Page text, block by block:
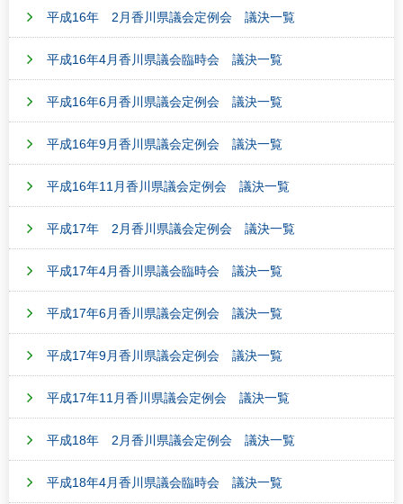
平成16年 2月香川県議会定例会 議決一覧
平成16年4月香川県議会臨時会 議決一覧
平成16年6月香川県議会定例会 議決一覧
平成16年9月香川県議会定例会 議決一覧
平成16年11月香川県議会定例会 議決一覧
平成17年 2月香川県議会定例会 議決一覧
平成17年4月香川県議会臨時会 議決一覧
平成17年6月香川県議会定例会 議決一覧
平成17年9月香川県議会定例会 議決一覧
平成17年11月香川県議会定例会 議決一覧
平成18年 2月香川県議会定例会 議決一覧
平成18年4月香川県議会臨時会 議決一覧